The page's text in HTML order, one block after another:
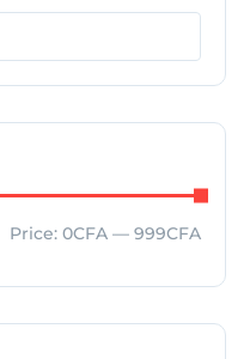
Price: 0CFA — 999CFA